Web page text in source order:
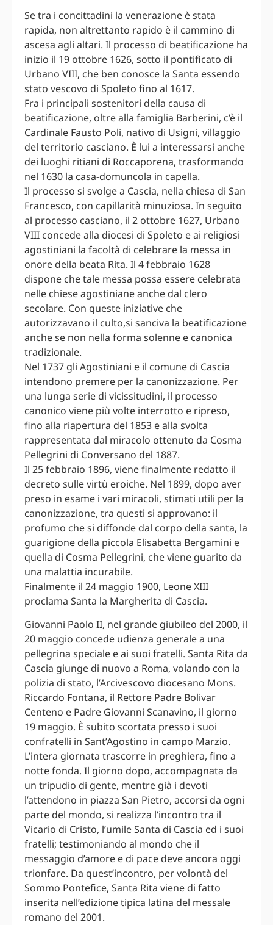
Se tra i concittadini la venerazione è stata
rapida, non altrettanto rapido è il cammino di
ascesa agli altari. Il processo di beatificazione ha
inizio il 19 ottobre 1626, sotto il pontificato di
Urbano VIII, che ben conosce la Santa essendo
stato vescovo di Spoleto fino al 1617.
Fra i principali sostenitori della causa di
beatificazione, oltre alla famiglia Barberini, c’è il
Cardinale Fausto Poli, nativo di Usigni, villaggio
del territorio casciano. È lui a interessarsi anche
dei luoghi ritiani di Roccaporena, trasformando
nel 1630 la casa-domuncola in capella.
Il processo si svolge a Cascia, nella chiesa di San
Francesco, con capillarità minuziosa. In seguito
al processo casciano, il 2 ottobre 1627, Urbano
VIII concede alla diocesi di Spoleto e ai religiosi
agostiniani la facoltà di celebrare la messa in
onore della beata Rita. Il 4 febbraio 1628
dispone che tale messa possa essere celebrata
nelle chiese agostiniane anche dal clero
secolare. Con queste iniziative che
autorizzavano il culto,si sanciva la beatificazione
anche se non nella forma solenne e canonica
tradizionale.
Nel 1737 gli Agostiniani e il comune di Cascia
intendono premere per la canonizzazione. Per
una lunga serie di vicissitudini, il processo
canonico viene più volte interrotto e ripreso,
fino alla riapertura del 1853 e alla svolta
rappresentata dal miracolo ottenuto da Cosma
Pellegrini di Conversano del 1887.
Il 25 febbraio 1896, viene finalmente redatto il
decreto sulle virtù eroiche. Nel 1899, dopo aver
preso in esame i vari miracoli, stimati utili per la
canonizzazione, tra questi si approvano: il
profumo che si diffonde dal corpo della santa, la
guarigione della piccola Elisabetta Bergamini e
quella di Cosma Pellegrini, che viene guarito da
una malattia incurabile.
Finalmente il 24 maggio 1900, Leone XIII
proclama Santa la Margherita di Cascia.
Giovanni Paolo II, nel grande giubileo del 2000, il
20 maggio concede udienza generale a una
pellegrina speciale e ai suoi fratelli. Santa Rita da
Cascia giunge di nuovo a Roma, volando con la
polizia di stato, l’Arcivescovo diocesano Mons.
Riccardo Fontana, il Rettore Padre Bolivar
Centeno e Padre Giovanni Scanavino, il giorno
19 maggio. È subito scortata presso i suoi
confratelli in Sant’Agostino in campo Marzio.
L’intera giornata trascorre in preghiera, fino a
notte fonda. Il giorno dopo, accompagnata da
un tripudio di gente, mentre già i devoti
l’attendono in piazza San Pietro, accorsi da ogni
parte del mondo, si realizza l’incontro tra il
Vicario di Cristo, l’umile Santa di Cascia ed i suoi
fratelli; testimoniando al mondo che il
messaggio d’amore e di pace deve ancora oggi
trionfare. Da quest’incontro, per volontà del
Sommo Pontefice, Santa Rita viene di fatto
inserita nell’edizione tipica latina del messale
romano del 2001.